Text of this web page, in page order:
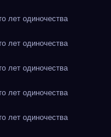
лет одиночества
лет одиночества
лет одиночества
лет одиночества
лет одиночества